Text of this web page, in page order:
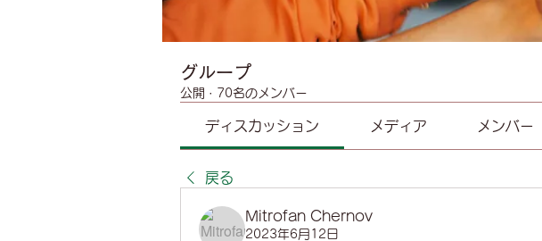
グループ
公開 · 70名のメンバー
ディスカッション メディア メンバー
戻る
Mitrofan Chernov
2023年6月12日